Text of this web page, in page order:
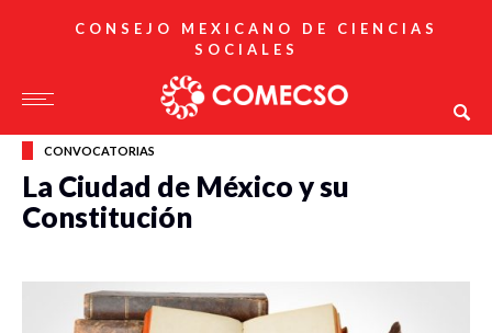
CONSEJO MEXICANO DE CIENCIAS
SOCIALES
CONVOCATORIAS
La Ciudad de México y su
Constitución